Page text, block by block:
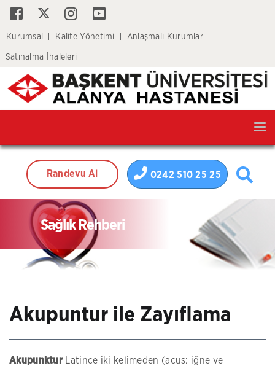
Kurumsal Kalite Yönetimi Anlaşmalı Kurumlar
Satınalma İhaleleri
Randevu Al 0242 510 25 25
Sağlık Rehberi
Akupuntur ile Zayıflama
Akupunktur
Latince iki kelimeden (acus: iğne ve